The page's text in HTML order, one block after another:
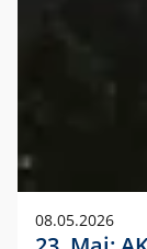
08.05.2026